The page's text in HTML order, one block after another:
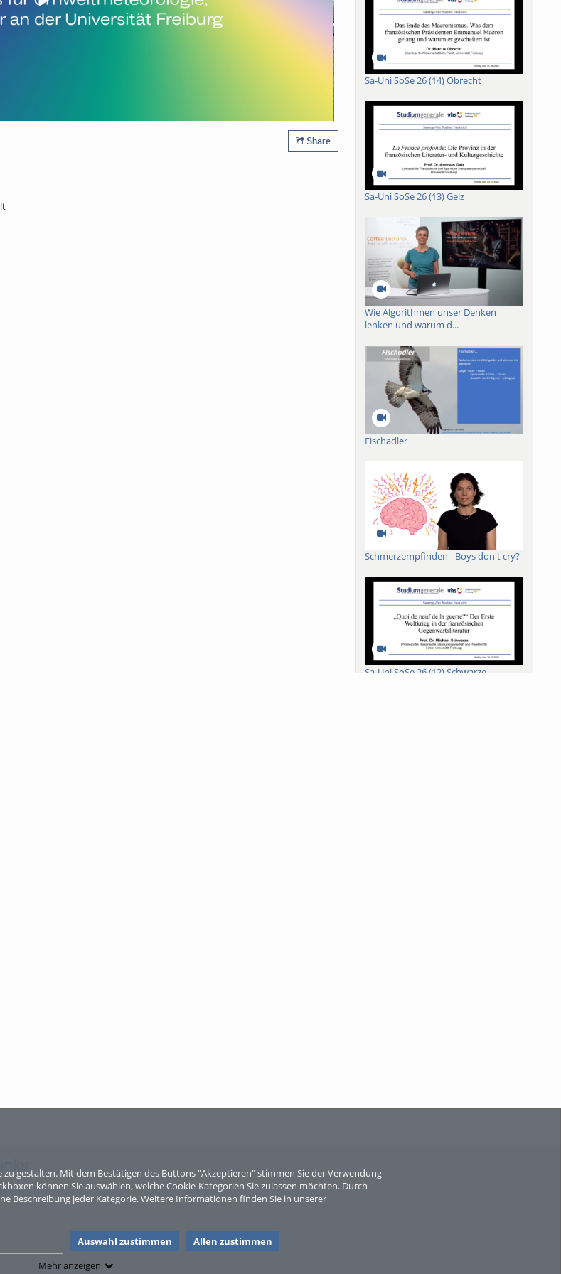
gestalten. Mit dem Bestätigen des Buttons "Akzeptieren" stimmen Sie der Verwendung
können Sie auswählen, welche Cookie-Kategorien Sie zulassen möchten. Durch
Beschreibung jeder Kategorie. Weitere Informationen finden Sie in unserer
Auswahl zustimmen
Allen zustimmen
Mehr anzeigen
Share
Sa-Uni SoSe 26 (14) Obrecht
Sa-Uni SoSe 26 (13) Gelz
Wie Algorithmen unser Denken
lenken und warum d...
Fischadler
Schmerzempfinden - Boys don't cry?
Sa-Uni SoSe 26 (12) Schwarze
Sperber